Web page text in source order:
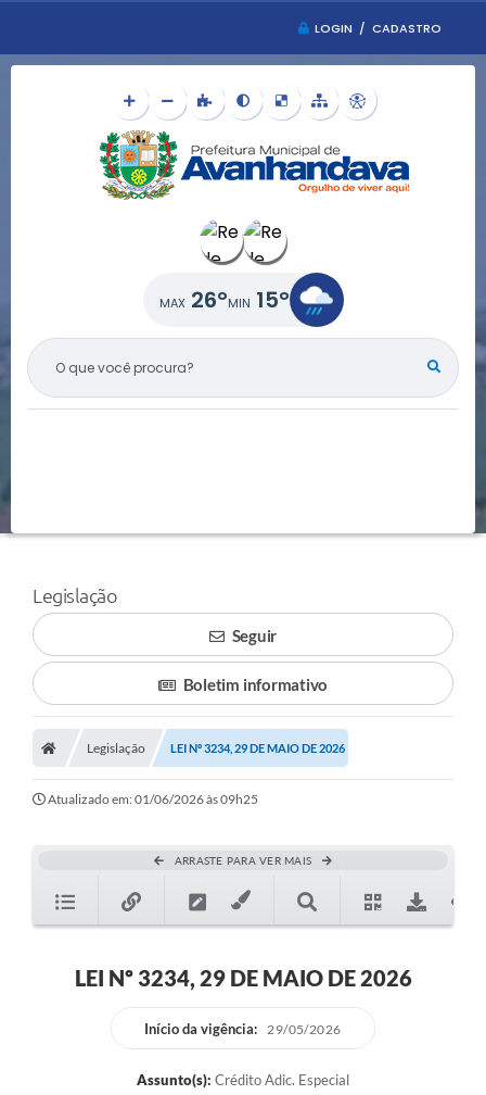
LOGIN / CADASTRO
O QUE VOCÊ PROCURA?
26° 15°
Legislação
Seguir
Boletim informativo
Legislação LEI Nº 3234, 29 DE MAIO DE 2026
Atualizado em: 01/06/2026 às 09h25
ARRASTE PARA VER MAIS
LEI Nº 3234, 29 DE MAIO DE 2026
Início da vigência: 29/05/2026
Assunto(s): Crédito Adic. Especial